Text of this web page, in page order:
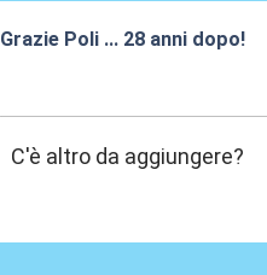
Grazie Poli ... 28 anni dopo!
C'è altro da aggiungere?